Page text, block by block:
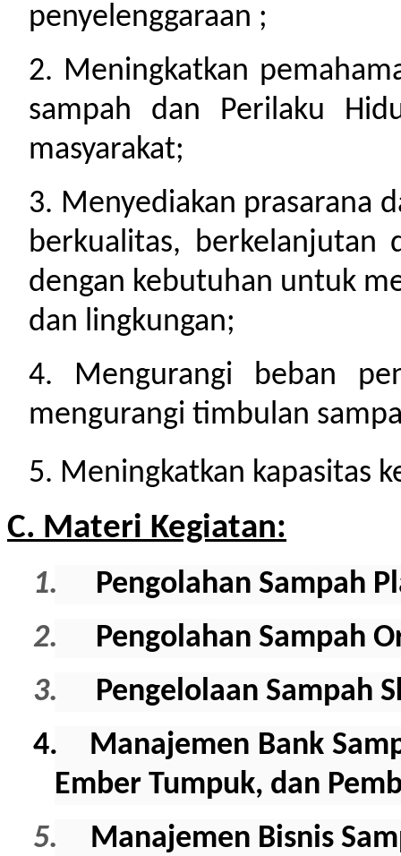
penyelenggaraan ;
2. Meningkatkan
sampah dan Perilaku
masyarakat;
3. Menyediakan prasarana
berkualitas, berkelanjutan
dengan kebutuhan untuk
dan lingkungan;
4. Mengurangi beban
mengurangi timbulan
5. Meningkatkan kapasitas
C. Materi Kegiatan:
1.
Pengolahan Sampah
2.
Pengolahan Sampah
3.
Pengelolaan Sampah
4. Manajemen Bank
Ember Tumpuk, dan
5.
Manajemen Bisnis